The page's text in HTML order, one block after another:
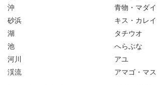
沖
砂浜
湖
池
河川
渓流
青物・マダイ
キス・カレイ
タチウオ
へらぶな
アユ
アマゴ・マス